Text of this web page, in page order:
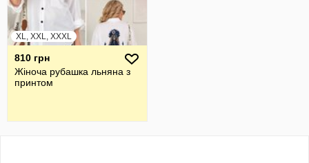
XL, XXL, XXXL
810 грн
Жiноча рубашка льняна з
принтом